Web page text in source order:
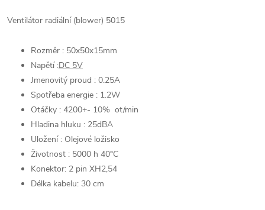
Ventilátor radiální (blower) 5015
Rozměr : 50x50x15mm
Napětí :DC 5V
Jmenovitý proud : 0.25A
Spotřeba energie : 1.2W
Otáčky : 4200+- 10% ot/min
Hladina hluku : 25dBA
Uložení : Olejové ložisko
Životnost : 5000 h 40°C
Konektor: 2 pin XH2,54
Délka kabelu: 30 cm